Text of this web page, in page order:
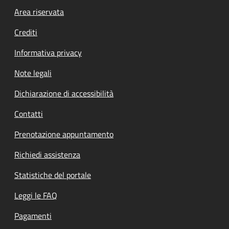
Footer menu
Area riservata
Crediti
Informativa privacy
Note legali
Dichiarazione di accessibilità
Contatti
Prenotazione appuntamento
Richiedi assistenza
Statistiche del portale
Leggi le FAQ
Pagamenti